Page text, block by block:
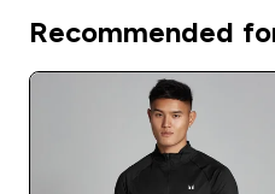
Recommended